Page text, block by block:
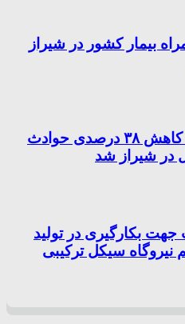
بیمار کشور در شیراز
فرهنگ سازی منجر به کاهش ۳۸ درصدی حوادث
شیراز شد
جهت بکارگیری در تولید
سیکل ترکیبی